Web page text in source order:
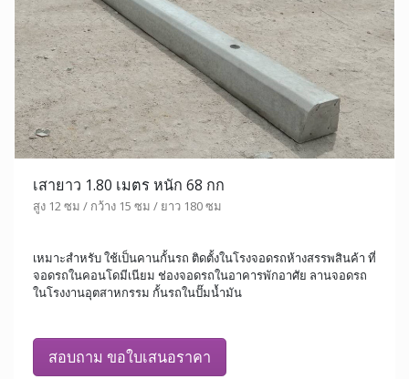
เสายาว 1.80 เมตร หนัก 68 กก
สูง 12 ซม / กว้าง 15 ซม / ยาว 180 ซม
เหมาะสำหรับ ใช้เป็นคานกั้นรถ ติดตั้งในโรงจอดรถห้างสรรพสินค้า ที่
จอดรถในคอนโดมีเนียม ช่องจอดรถในอาคารพักอาศัย ลานจอดรถ
ในโรงงานอุตสาหกรรม กั้นรถในปั๊มน้ำมัน
สอบถาม ขอใบเสนอราคา